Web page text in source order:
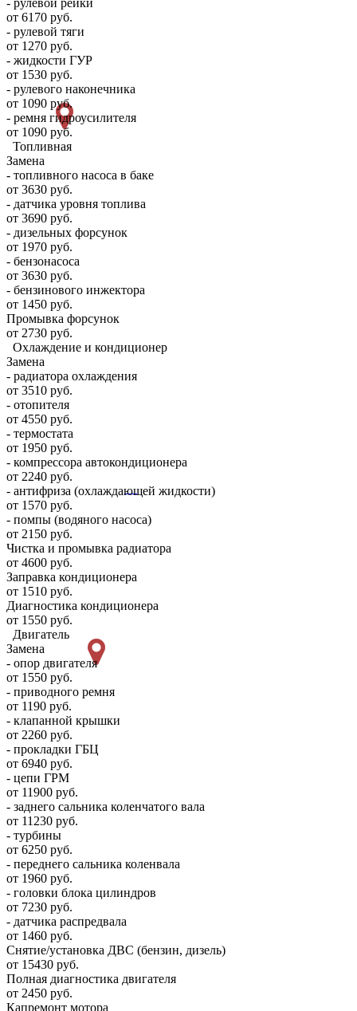
от 6170 руб.
- рулевой тяги
от 1270 руб.
- жидкости ГУР
от 1530 руб.
- рулевого наконечника
от 1090 руб.
- ремня гидроусилителя
от 1090 руб.
Топливная
Замена
- топливного насоса в баке
от 3630 руб.
- датчика уровня топлива
от 3690 руб.
- дизельных форсунок
от 1970 руб.
- бензонасоса
от 3630 руб.
- бензинового инжектора
от 1450 руб.
Промывка форсунок
от 2730 руб.
Охлаждение и кондиционер
Замена
- радиатора охлаждения
от 3510 руб.
- отопителя
от 4550 руб.
- термостата
от 1950 руб.
- компрессора автокондиционера
от 2240 руб.
- антифриза (охлаждающей жидкости)
от 1570 руб.
- помпы (водяного насоса)
от 2150 руб.
Чистка и промывка радиатора
от 4600 руб.
Заправка кондиционера
от 1510 руб.
Диагностика кондиционера
от 1550 руб.
Двигатель
Замена
- опор двигателя
от 1550 руб.
- приводного ремня
от 1190 руб.
- клапанной крышки
от 2260 руб.
- прокладки ГБЦ
от 6940 руб.
- цепи ГРМ
от 11900 руб.
- заднего сальника коленчатого вала
от 11230 руб.
- турбины
от 6250 руб.
- переднего сальника коленвала
от 1960 руб.
- головки блока цилиндров
от 7230 руб.
- датчика распредвала
от 1460 руб.
Снятие/установка ДВС (бензин, дизель)
от 15430 руб.
Полная диагностика двигателя
от 2450 руб.
Капремонт мотора